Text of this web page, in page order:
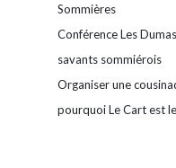
Sommières
Conférence Les
savants sommiérois
Organiser une
pourquoi Le Cart est